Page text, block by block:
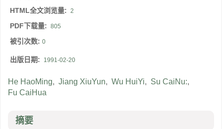
HTML全文浏览量: 2
PDF下载量: 805
被引次数: 0
出版日期: 1991-02-20
He HaoMing, Jiang XiuYun, Wu HuiYi, Su CaiNu:,
Fu CaiHua
摘要